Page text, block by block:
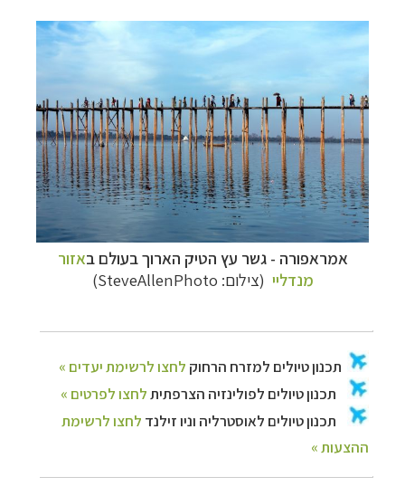
אמראפורה - גשר עץ הטיק הארוך בעולם באזור
מנדליי (צילום: SteveAllenPhoto
)